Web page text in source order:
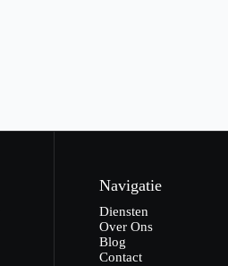
Navigatie
Diensten
Over Ons
Blog
Contact